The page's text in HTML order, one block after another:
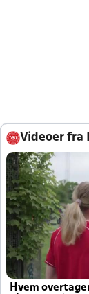
Videoer fra
Hvem